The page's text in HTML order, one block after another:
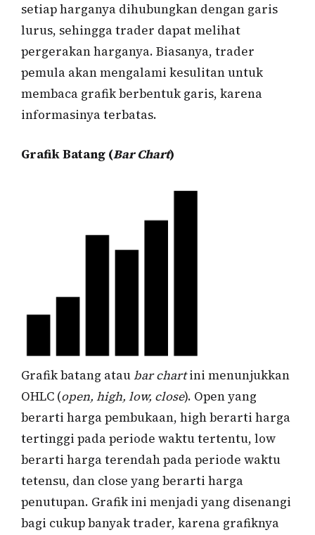
setiap harganya dihubungkan dengan garis
lurus, sehingga trader dapat melihat
pergerakan harganya. Biasanya, trader
pemula akan mengalami kesulitan untuk
membaca grafik berbentuk garis, karena
informasinya terbatas.
Grafik Batang (Bar Chart)
Grafik batang ataubar chartini menunjukkan
OHLC (open, high, low, close). Open yang
berarti harga pembukaan, high berarti harga
tertinggi pada periode waktu tertentu, low
berarti harga terendah pada periode waktu
tetensu, dan close yang berarti harga
penutupan. Grafik ini menjadi yang disenangi
bagi cukup banyak trader, karena grafiknya